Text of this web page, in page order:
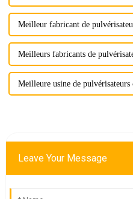
Meilleur fabricant de
Meilleurs fabricants de
Meilleure usine de
Leave Your Message